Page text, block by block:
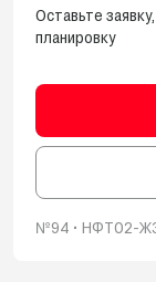
Оставьте
планировку
№94 • ‎НФТ02-